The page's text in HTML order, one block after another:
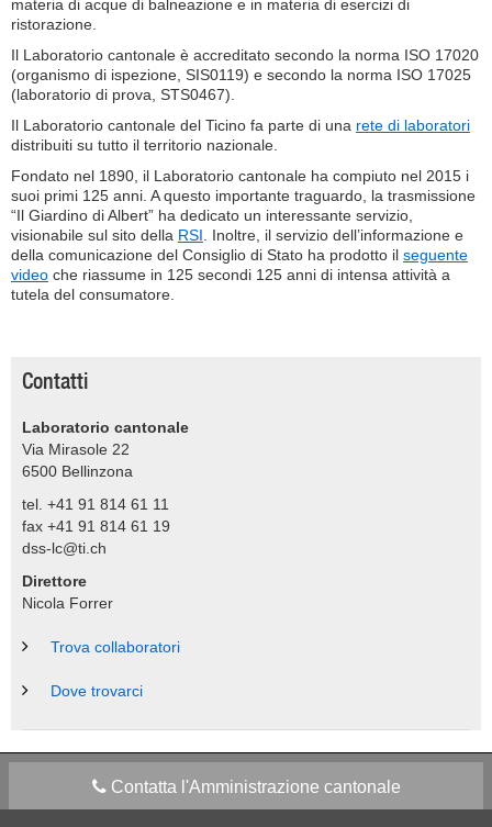
materia di acque di balneazione e in materia di esercizi di
ristorazione.
Il Laboratorio cantonale è accreditato secondo la norma ISO 17020
(organismo di ispezione, SIS0119) e secondo la norma ISO 17025
(laboratorio di prova, STS0467).
Il Laboratorio cantonale del Ticino fa parte di una rete di laboratori
distribuiti su tutto il territorio nazionale.
Fondato nel 1890, il Laboratorio cantonale ha compiuto nel 2015 i
suoi primi 125 anni. A questo importante traguardo, la trasmissione
“Il Giardino di Albert” ha dedicato un interessante servizio,
visionabile sul sito della RSI . Inoltre, il servizio dell’informazione e
della comunicazione del Consiglio di Stato ha prodotto il seguente
video che riassume in 125 secondi 125 anni di intensa attività a
tutela del consumatore.
Contatti
Laboratorio cantonale
Via Mirasole 22
6500 Bellinzona
tel. +41 91 814 61 11
fax +41 91 814 61 19
dss-lc@ti.ch
Direttore
Nicola Forrer
Trova collaboratori
Dove trovarci
Contatta l'Amministrazione cantonale